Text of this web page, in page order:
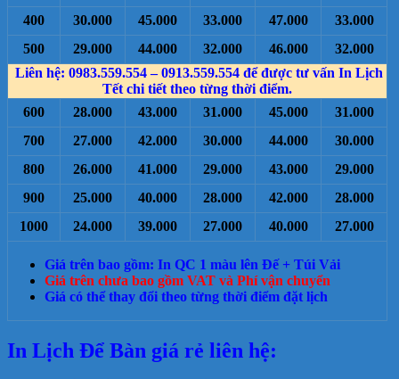
400
30.000 45.000 33.000 47.000
33.000
500
29.000 44.000 32.000 46.000
32.000
Liên hệ: 0983.559.554 – 0913.559.554 để được tư vấn In Lịch
Tết chi tiết theo từng thời điểm.
600
28.000 43.000 31.000 45.000
31.000
700
27.000 42.000 30.000 44.000
30.000
800
26.000 41.000 29.000 43.000
29.000
900
25.000 40.000 28.000 42.000
28.000
1000
24.000 39.000 27.000 40.000 27.000
Giá trên bao gồm: In QC 1 màu lên Đế + Túi Vải
Giá trên chưa bao gồm VAT và Phí vận chuyển
Giá có thể thay đổi theo từng thời điểm đặt lịch
In Lịch Để Bàn giá rẻ liên hệ: